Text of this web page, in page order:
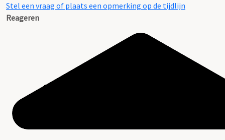
Stel een vraag of plaats een opmerking op de tijdlijn
Reageren